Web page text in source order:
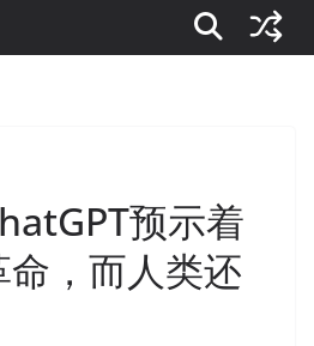
预示着
，而人类还